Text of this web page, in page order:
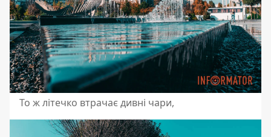
То ж літечко втрачає дивні чари,